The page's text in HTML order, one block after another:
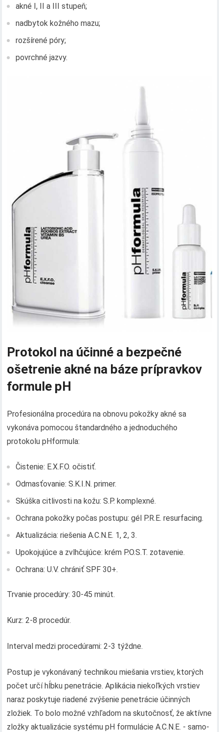
akné I, II a III stupeň;
nadbytok kožného mazu;
rozšírené póry;
povrchné jazvy.
Protokol na účinné a bezpečné
ošetrenie akné na báze prípravkov
formule pH
Profesionálna procedúra na obnovu pokožky akné sa
vykonáva pomocou štandardného a jednoduchého
protokolu pHformula:
Čistenie: E.X.F.O. očistiť.
Odmasťovanie: S.K.I.N. primer.
Skúška citlivosti na kožu: S.P. komplexné.
Ochrana pokožky počas postupu: gél P.R.E. resurfacing.
Aktualizácia: riešenia A.C.N.E. 1, 2, 3.
Upokojujúce a zvlhčujúce: krém P.O.S.T. zotavenie.
Ochrana: U.V. chrániť SPF 30+.
Trvanie procedúry: 30-45 minút.
Kurz: 2-8 procedúr.
Interval medzi procedúrami: 2-3 týždne.
Postup je vykonávaný technikou miešania vrstiev, ktorých
počet určí hĺbku penetrácie. Aplikácia niekoľkých vrstiev
naraz poskytuje riadené zvýšenie penetrácie účinných
zložiek. To bolo možné vzhľadom na skutočnosť, že aktívne
zložky aktualizácie systému pH formulácie A.C.N.E. - samo-